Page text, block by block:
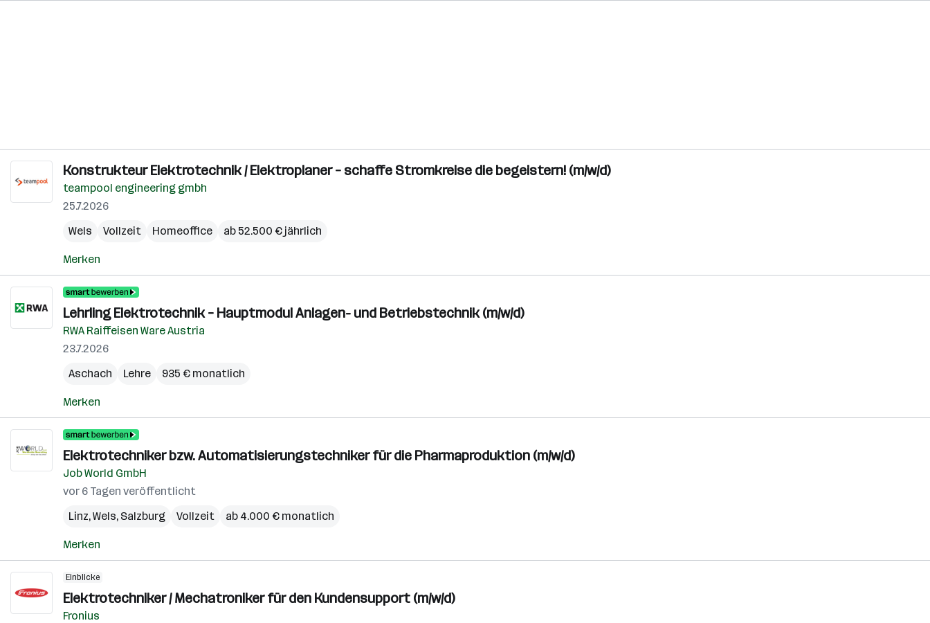
Konstrukteur Elektrotechnik / Elektroplaner – schaffe Stromkreise die begeistern! (m/w/d)
teampool engineering gmbh
25.7.2026
Wels
Vollzeit Homeoffice ab 52.500 € jährlich
Merken
Lehrling Elektrotechnik – Hauptmodul Anlagen- und Betriebstechnik (m/w/d)
RWA Raiffeisen Ware Austria
23.7.2026
Aschach
Lehre 935 € monatlich
Merken
Elektrotechniker bzw. Automatisierungstechniker für die Pharmaproduktion (m/w/d)
Job World GmbH
vor 6 Tagen veröffentlicht
Linz,Wels, Salzburg Vollzeit ab 4.000 € monatlich
Merken
Einblicke
Elektrotechniker / Mechatroniker für den Kundensupport (m/w/d)
Fronius